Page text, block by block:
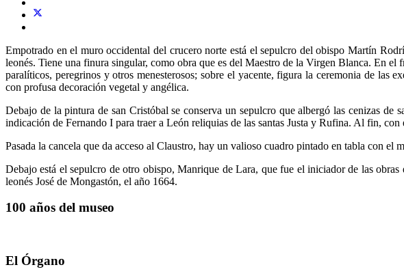
Empotrado en el muro occidental del crucero norte está el sepulcro del obispo Martín
leonés. Tiene una finura singular, como obra que es del Maestro de la Virgen Blanca. En el
paralíticos, peregrinos y otros menesterosos; sobre el yacente, figura la ceremonia de
con profusa decoración vegetal y angélica.
Debajo de la pintura de san Cristóbal se conserva un sepulcro que albergó las cenizas
indicación de Fernando I para traer a León reliquias de las santas Justa y Rufina. Al fin,
Pasada la cancela que da acceso al Claustro, hay un valioso cuadro pintado en tabla con
Debajo está el sepulcro de otro obispo, Manrique de Lara, que fue el iniciador de las
leonés José de Mongastón, el año 1664.
100 años del museo
El Órgano